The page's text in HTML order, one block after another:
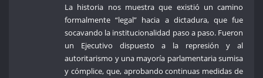
La historia nos muestra que existió un camino
formalmente “legal” hacia a dictadura, que fue
socavando la institucionalidad paso a paso. Fueron
un Ejecutivo dispuesto a la represión y al
autoritarismo y una mayoría parlamentaria sumisa
y cómplice, que, aprobando continuas medidas de